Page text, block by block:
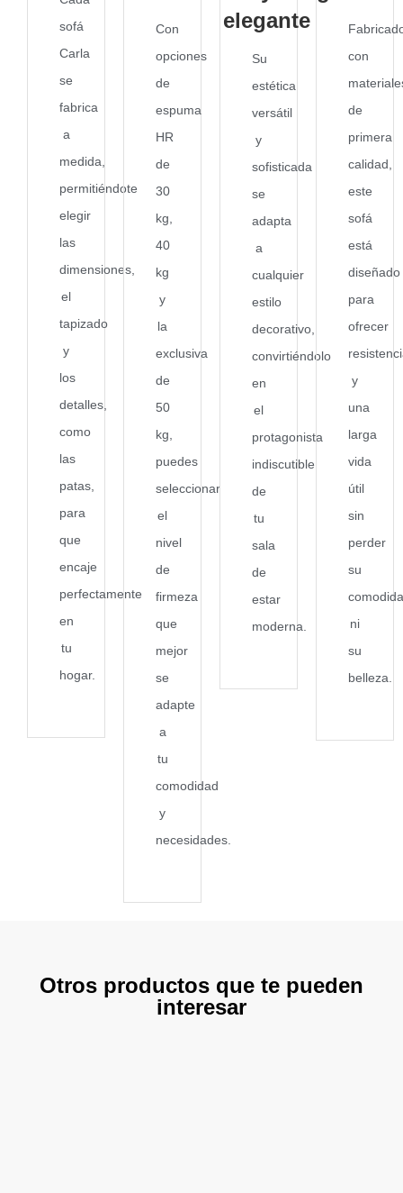
sofá
Carla
se
fabrica
a
medida,
permitiéndote
elegir
las
dimensiones,
el
tapizado
y
los
detalles,
como
las
patas,
para
que
encaje
perfectamente
en
tu
hogar.
Con
opciones
de
espuma
HR
de
30
kg,
40
kg
y
la
exclusiva
de
50
kg,
puedes
seleccionar
el
nivel
de
firmeza
que
mejor
se
adapte
a
tu
comodidad
y
necesidades.
elegante
Su
estética
versátil
y
sofisticada
se
adapta
a
cualquier
estilo
decorativo,
convirtiéndolo
en
el
protagonista
indiscutible
de
tu
sala
de
estar
moderna.
con
de
primera
calidad,
este
sofá
está
diseñado
para
ofrecer
y
una
larga
vida
útil
sin
perder
su
ni
su
belleza.
Otros productos que te pueden
interesar